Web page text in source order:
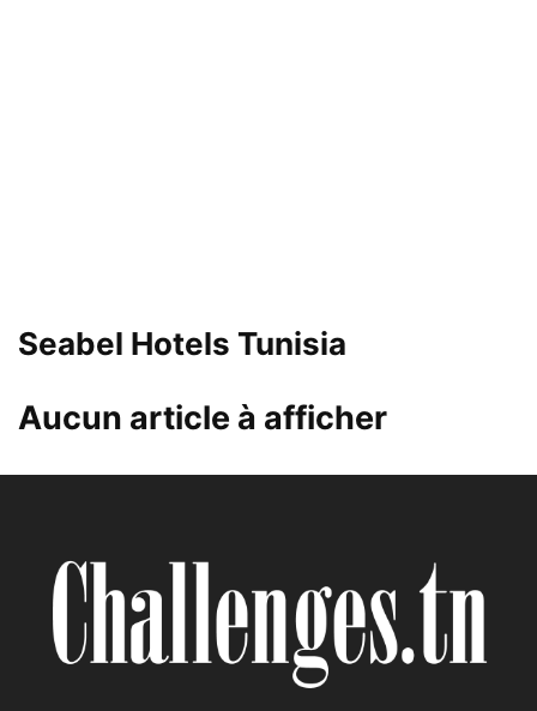
Seabel Hotels Tunisia
Aucun article à afficher